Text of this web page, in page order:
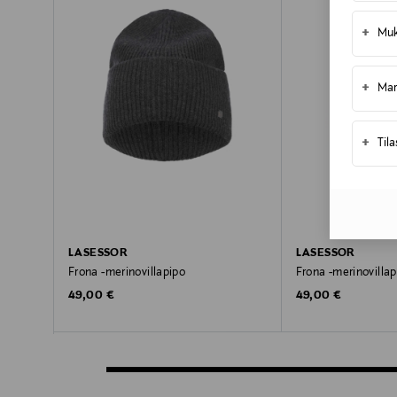
+
+
+
LASESSOR
Frona -merinovillapipo
Original Price
49,00 €
LASESSOR
Frona -
Original Price
49,00 €